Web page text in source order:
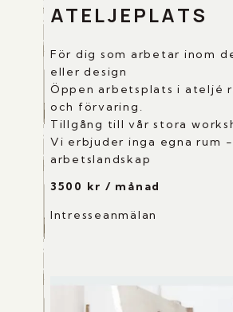
ATELJEPLATS
För dig som arbetar inom
eller design
Öppen arbetsplats i ateljé
och förvaring.
Tillgång till vår stora
Vi erbjuder inga egna rum
arbetslandskap
3500 kr / månad
Intresseanmälan